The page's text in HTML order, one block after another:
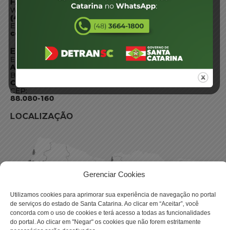
Gerenciar Cookies
Utilizamos cookies para aprimorar sua experiência de navegação no portal
de serviços do estado de Santa Catarina. Ao clicar em “Aceitar”, você
concorda com o uso de cookies e terá acesso a todas as funcionalidades
do portal. Ao clicar em "Negar" os cookies que não forem estritamente
WhatsApp:
(48) 3664-1800
E-mail:
centraldeinformacoes@detran.sc.gov.br
ENDEREÇO
Endereço:
Av. Almirante Tamandaré - 480
Bairro:
Coqueiros, Florianópolis SC
CEP:
88.080-160
LOCALIZAÇÃO